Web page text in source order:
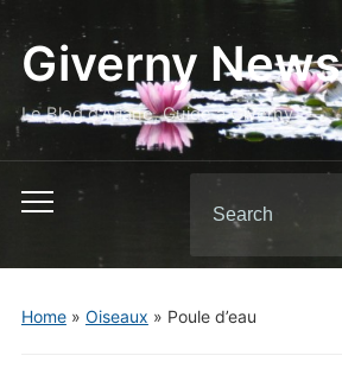
Giverny News
Le Blog d'Ariane, Guide à Giverny
Toggle
menu
for:
Home» Oiseaux » Poule d’eau